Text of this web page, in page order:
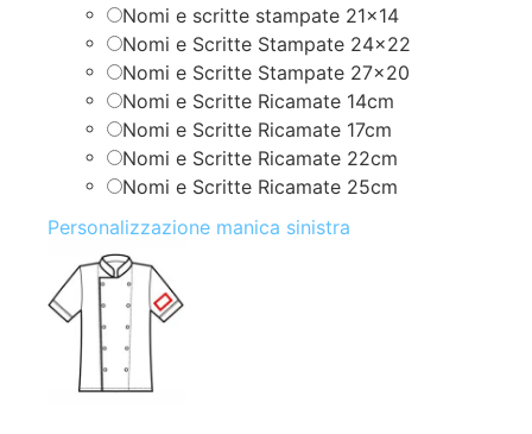
Nomi e scritte stampate 21×14
Nomi e Scritte Stampate 24×22
Nomi e Scritte Stampate 27×20
Nomi e Scritte Ricamate 14cm
Nomi e Scritte Ricamate 17cm
Nomi e Scritte Ricamate 22cm
Nomi e Scritte Ricamate 25cm
Personalizzazione manica sinistra